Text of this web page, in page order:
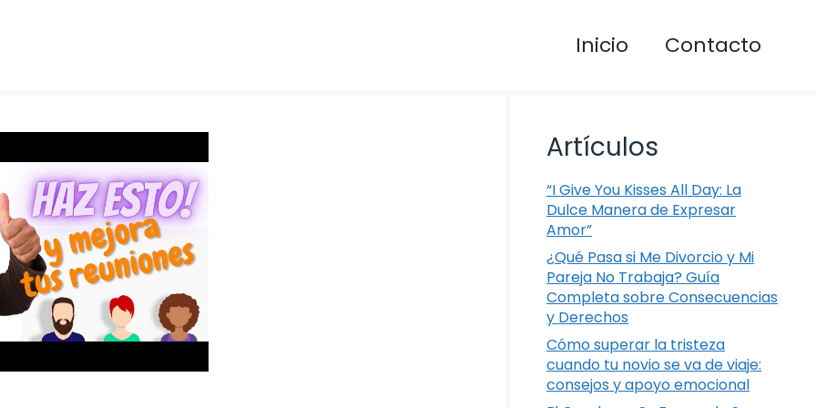
Inicio Contacto
Artículos
“I Give You Kisses All Day: La
Dulce Manera de Expresar
Amor”
¿Qué Pasa si Me Divorcio y Mi
Pareja No Trabaja? Guía
Completa sobre Consecuencias
y Derechos
Cómo superar la tristeza
cuando tu novio se va de viaje:
consejos y apoyo emocional